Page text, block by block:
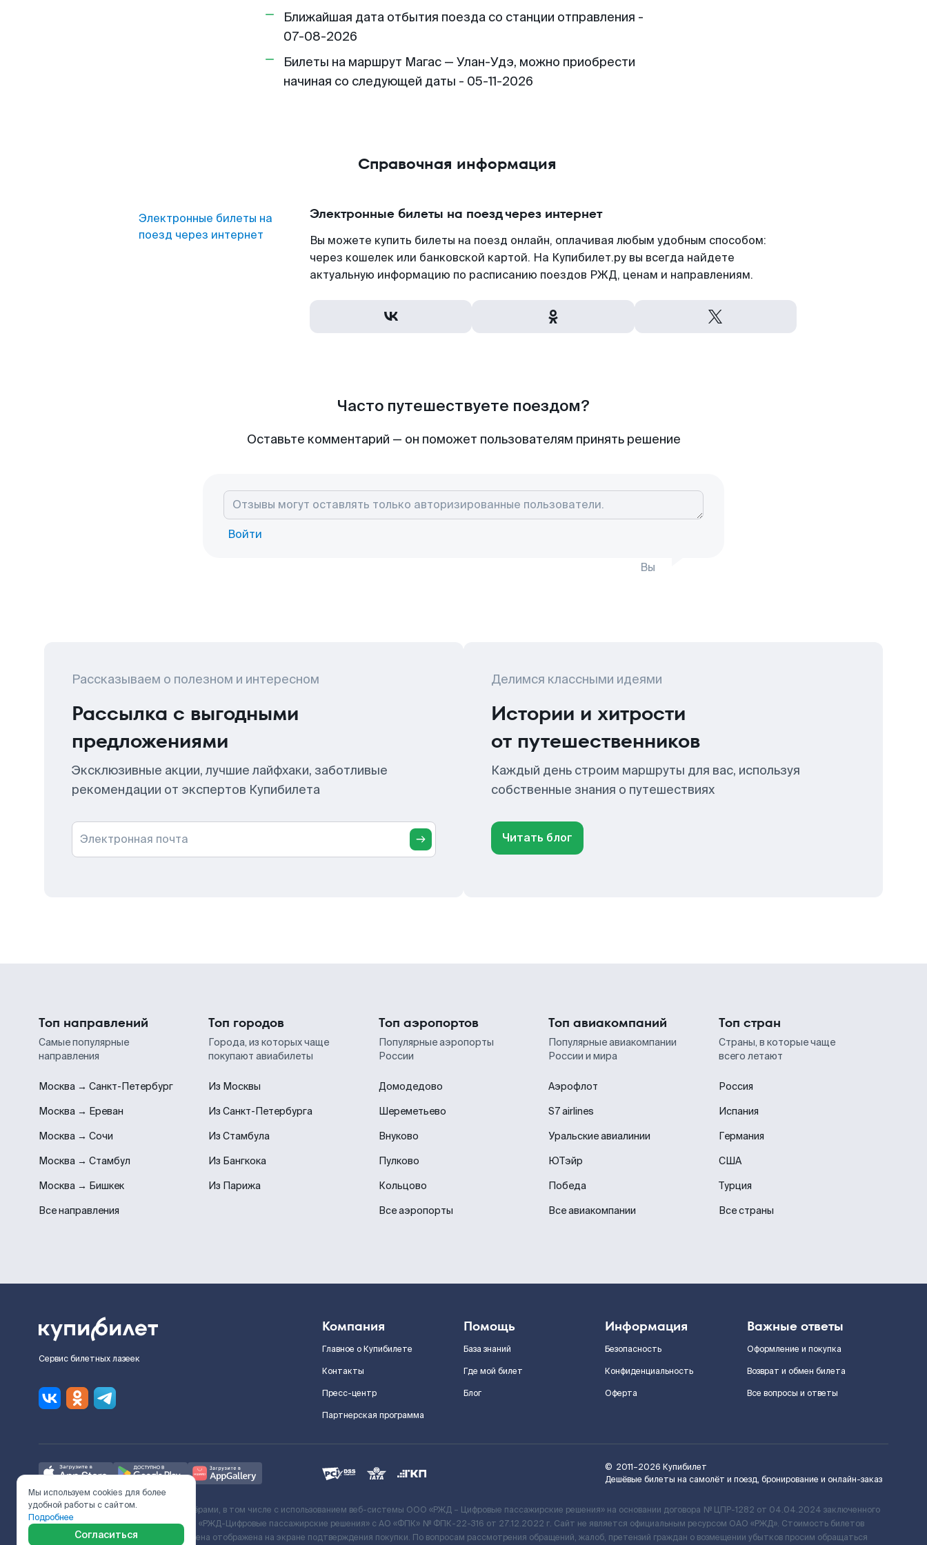
Ближайшая дата отбытия поезда со станции отправления -
07-08-2026
Билеты на маршрут Магас — Улан-Удэ, можно приобрести
начиная со следующей даты - 05-11-2026
Справочная информация
Электронные билеты на
поезд через интернет
Электронные билеты на поезд через интернет
Вы можете купить билеты на поезд онлайн, оплачивая любым удобным способом:
через кошелек или банковской картой. На Купибилет.ру вы всегда найдете
актуальную информацию по расписанию поездов РЖД, ценам и направлениям.
Часто путешествуете поездом?
Оставьте комментарий — он поможет пользователям принять решение
Войти
Вы
Рассказываем о полезном и интересном
Рассылка с выгодными
предложениями
Эксклюзивные акции, лучшие лайфхаки, заботливые
рекомендации от экспертов Купибилета
Электронная почта
Делимся классными идеями
Истории и хитрости
от путешественников
Каждый день строим маршруты для вас, используя
собственные знания о путешествиях
Читать блог
Топ направлений
Самые популярные
направления
Москва → Санкт-Петербург
Москва → Ереван
Москва → Сочи
Москва → Стамбул
Москва → Бишкек
Все направления
Топ городов
Города, из которых чаще
покупают авиабилеты
Из Москвы
Из Санкт-Петербурга
Из Стамбула
Из Бангкока
Из Парижа
Топ аэропортов
Популярные аэропорты
России
Домодедово
Шереметьево
Внуково
Пулково
Кольцово
Все аэропорты
Топ авиакомпаний
Популярные авиакомпании
России и мира
Аэрофлот
S7 airlines
Уральские авиалинии
ЮТэйр
Победа
Все авиакомпании
Топ стран
Страны, в которые чаще
всего летают
Россия
Испания
Германия
США
Турция
Все страны
Сервис билетных лазеек
Компания
Главное о Купибилете
Контакты
Пресс-центр
Партнерская программа
Помощь
База знаний
Где мой билет
Блог
Информация
Безопасность
Конфиденциальность
Оферта
Важные ответы
Оформление и покупка
Возврат и обмен билета
Все вопросы и ответы
© 2011–2026 Купибилет
Дешёвые билеты на самолёт и поезд, бронирование и онлайн-заказ
Ж/Д билеты предоставляются партнёрами, в том числе с использованием веб-системы ООО «РЖД – Цифровые пассажирские решения» на основании договора № ЦПР-1282 от 04.04.2024 заключенного
с Поставщиком услуг и Договора ООО «РЖД-Цифровые пассажирские решения» c АО «ФПК» № ФПК-22-316 от 27.12.2022 г. Сайт не является официальным ресурсом ОАО «РЖД». Стоимость билетов
включает сервисный сбор. Итоговая цена отображена на экране подтверждения покупки. По вопросам рассмотрения обращений, жалоб, претензий граждан о возмещении убытков просим обращаться
Мы используем cookies для более
удобной работы с сайтом.
Подробнее
Согласиться